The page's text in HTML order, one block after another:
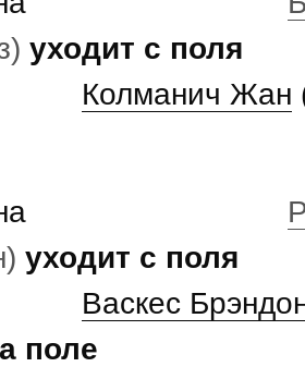
уходит с поля
Колманич Жан
уходит с поля
Васкес
поле